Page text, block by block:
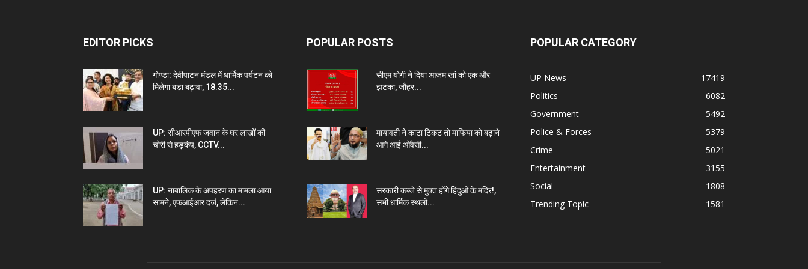
EDITOR PICKS
गोण्डा: देवीपाटन मंडल में धार्मिक पर्यटन को
मिलेगा बड़ा बढ़ावा, 18.35...
UP: सीआरपीएफ जवान के घर लाखों की
चोरी से हड़कंप, CCTV...
UP: नाबालिक के अपहरण का मामला आया
सामने, एफआईआर दर्ज, लेकिन...
POPULAR POSTS
सीएम योगी ने दिया आजम खां को एक और
झटका, जौहर...
मायावती ने काटा टिकट तो माफिया को बढ़ाने
आगे आई ओवैसी...
सरकारी कब्जे से मुक्त होंगे हिंदुओं के मंदिर!,
सभी धार्मिक स्थलों...
POPULAR CATEGORY
UP News
17419
Politics
6082
Government
5492
Police & Forces
5379
Crime
5021
Entertainment
3155
Social
1808
Trending Topic
1581